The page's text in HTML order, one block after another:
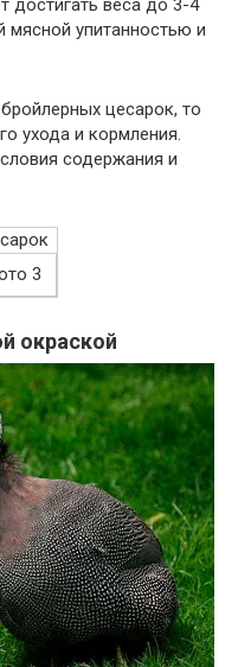
достигать веса до 3-4
упитанностью и
цесарок, то
ухода и кормления.
содержания и
окраской